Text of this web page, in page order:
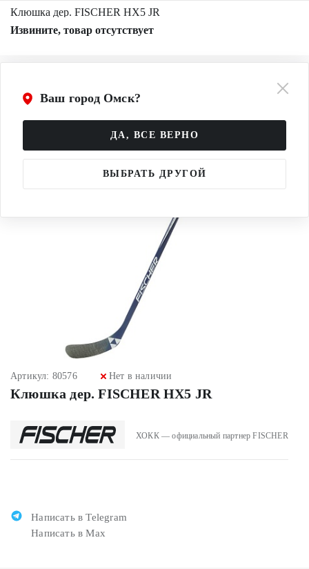
Ваш город Омск?
ДА, ВСЕ ВЕРНО
ВЫБРАТЬ ДРУГОЙ
Артикул: 80576 Нет в наличии
Клюшка дер. FISCHER HX5 JR
ХОКК — официальный партнер FISCHER
Написать в Telegram
Написать в Max
Клюшка дер. FISCHER HX5 JR
Извините, товар отсутствует